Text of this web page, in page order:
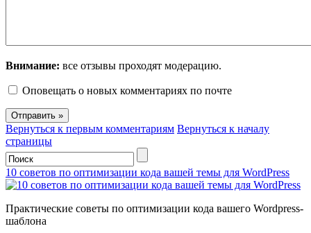
Внимание: все отзывы проходят модерацию.
Оповещать о новых комментариях по почте
Вернуться к первым комментариям Вернуться к началу
страницы
10 советов по оптимизации кода вашей темы для WordPress
Практические советы по оптимизации кода вашего Wordpress-
шаблона